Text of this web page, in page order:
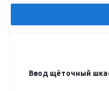
Ввод щёточный